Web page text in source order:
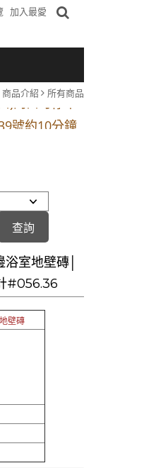
加入最愛
商品介紹 所有商品
)門口可停車
號約10分鐘
號約10分鐘
室地壁磚│
#056.36
壁磚